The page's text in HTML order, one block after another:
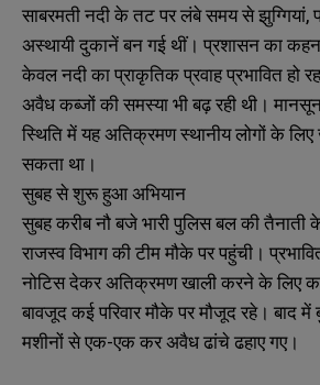
साबरमती नदी के तट पर लंबे समय से
अस्थायी दुकानें बन गई थीं। प्रशासन का
केवल नदी का प्राकृतिक प्रवाह प्रभावित हो
अवैध कब्जों की समस्या भी बढ़ रही थी।
स्थिति में यह अतिक्रमण स्थानीय लोगों के
सकता था।
सुबह से शुरू हुआ अभियान
सुबह करीब नौ बजे भारी पुलिस बल की
राजस्व विभाग की टीम मौके पर पहुंची।
नोटिस देकर अतिक्रमण खाली करने के लिए
बावजूद कई परिवार मौके पर मौजूद रहे। बाद
मशीनों से एक-एक कर अवैध ढांचे ढहाए गए।